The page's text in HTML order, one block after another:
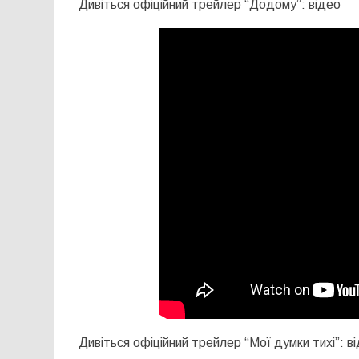
Дивіться офіційний трейлер “Додому”: відео
Дивіться офіційний трейлер “Мої думки тихі”: